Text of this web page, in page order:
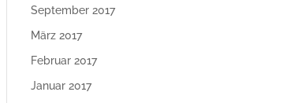
September 2017
März 2017
Februar 2017
Januar 2017